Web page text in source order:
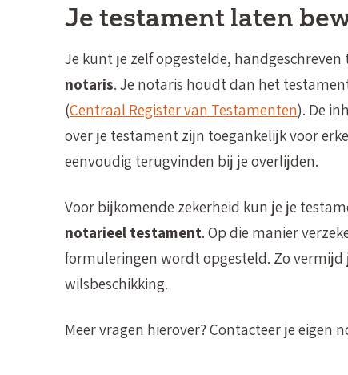
Je testament laten
Je kunt je zelf opgestelde,
notaris. Je notaris houdt dan het
(Centraal Register van Testamenten). De
over je testament zijn toegankelijk voor
eenvoudig terugvinden bij je overlijden.
Voor bijkomende zekerheid kun je je
notarieel testament. Op die manier
formuleringen wordt opgesteld. Zo vermijd
wilsbeschikking.
Meer vragen hierover? Contacteer je eigen